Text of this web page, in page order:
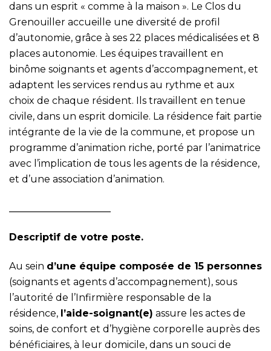
dans un esprit « comme à la maison ». Le Clos du
Grenouiller accueille une diversité de profil
d’autonomie, grâce à ses 22 places médicalisées et 8
places autonomie. Les équipes travaillent en
binôme soignants et agents d’accompagnement, et
adaptent les services rendus au rythme et aux
choix de chaque résident. Ils travaillent en tenue
civile, dans un esprit domicile. La résidence fait partie
intégrante de la vie de la commune, et propose un
programme d’animation riche, porté par l’animatrice
avec l’implication de tous les agents de la résidence,
et d’une association d’animation.
Descriptif de votre poste.
Au sein d’une équipe composée de 15 personnes
(soignants et agents d’accompagnement), sous
l’autorité de l’Infirmière responsable de la
résidence, l’aide-soignant(e) assure les actes de
soins, de confort et d’hygiène corporelle auprès des
bénéficiaires, à leur domicile, dans un souci de